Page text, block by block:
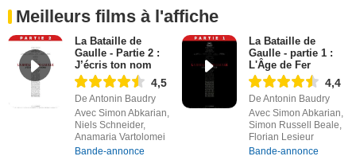
Meilleurs films à l'affiche
La Bataille de
Gaulle - Partie 2 :
J’écris ton nom
4,5
De Antonin Baudry
Avec Simon Abkarian,
Niels Schneider,
Anamaria Vartolomei
Bande-annonce
La Bataille de
Gaulle - partie 1 :
L'Âge de Fer
4,4
De Antonin Baudry
Avec Simon Abkarian,
Simon Russell Beale,
Florian Lesieur
Bande-annonce